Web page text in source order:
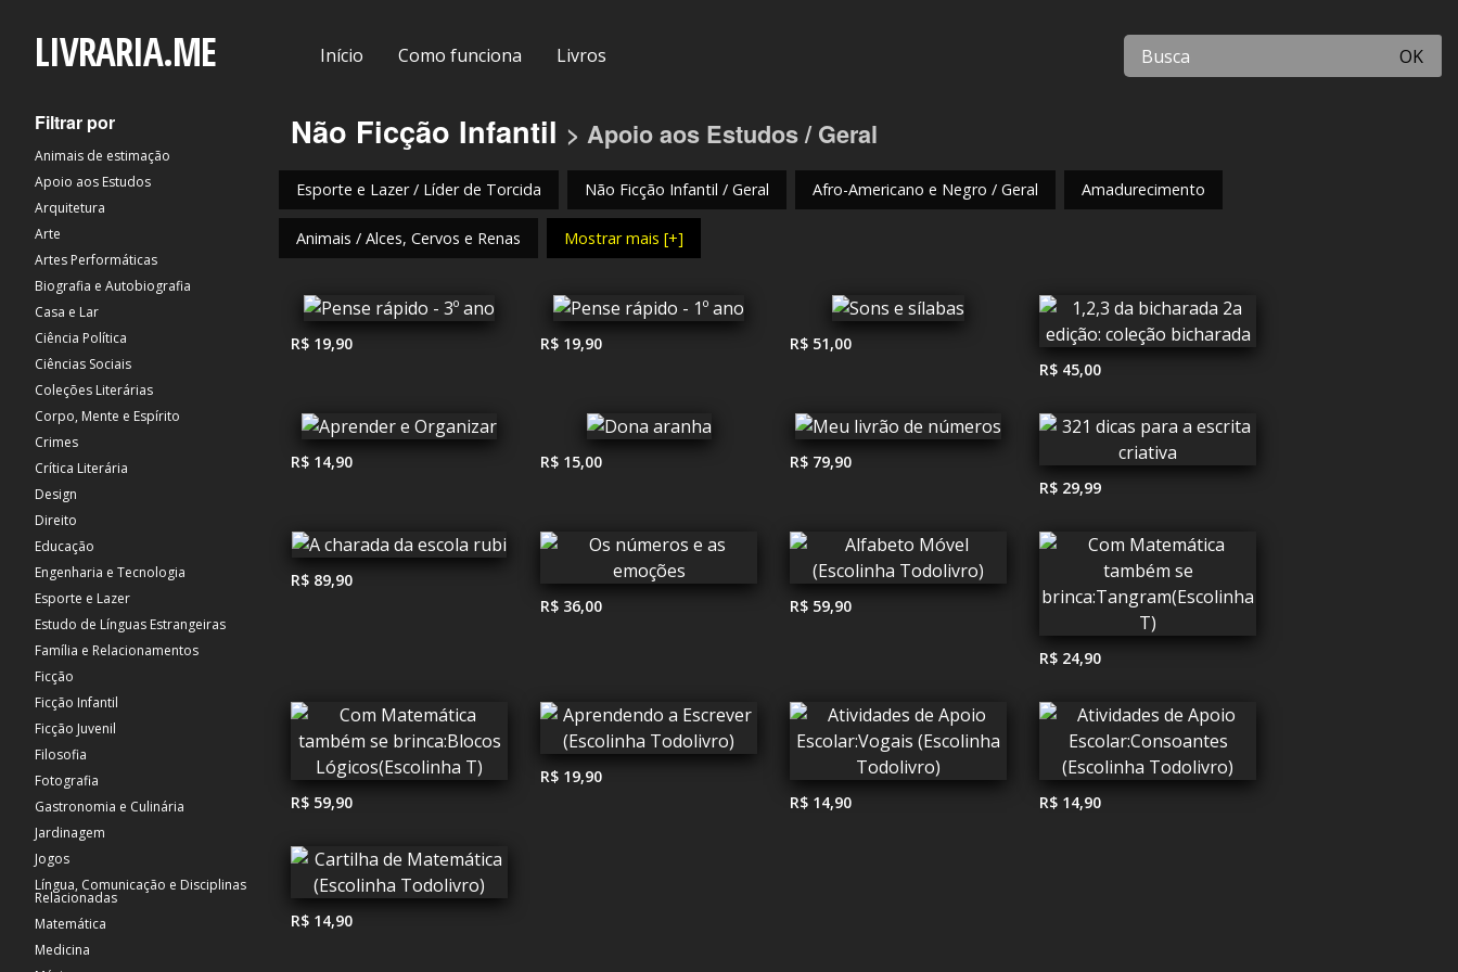
LIVRARIA.ME Início Como funciona Livros OK
Filtrar por
Animais de estimação
Apoio aos Estudos
Arquitetura
Arte
Artes Performáticas
Biografia e Autobiografia
Casa e Lar
Ciência Política
Ciências Sociais
Coleções Literárias
Corpo, Mente e Espírito
Crimes
Crítica Literária
Design
Direito
Educação
Engenharia e Tecnologia
Esporte e Lazer
Estudo de Línguas Estrangeiras
Família e Relacionamentos
Ficção
Ficção Infantil
Ficção Juvenil
Filosofia
Fotografia
Gastronomia e Culinária
Jardinagem
Jogos
Língua, Comunicação e Disciplinas
Relacionadas
Matemática
Medicina
Não Ficção Infantil > Apoio aos Estudos / Geral
Esporte e Lazer / Líder de Torcida Não Ficção Infantil / Geral Afro-Americano e Negro / Geral Amadurecimento
Animais / Alces, Cervos e Renas Mostrar mais [+]
R$ 19,90 R$ 19,90
R$ 51,00
R$ 45,00
R$ 14,90 R$ 15,00
R$ 79,90
R$ 29,99
R$ 89,90
R$ 36,00
R$ 59,90
R$ 24,90
R$ 59,90
R$ 19,90
R$ 14,90
R$ 14,90
R$ 14,90